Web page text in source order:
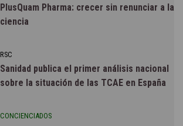
PlusQuam Pharma: crecer sin renunciar a la
ciencia
RSC
Sanidad publica el primer análisis nacional
sobre la situación de las TCAE en España
CONCIENCIADOS